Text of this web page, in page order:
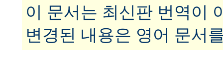
이 문서는 최신판 번역이
변경된 내용은 영어 문서